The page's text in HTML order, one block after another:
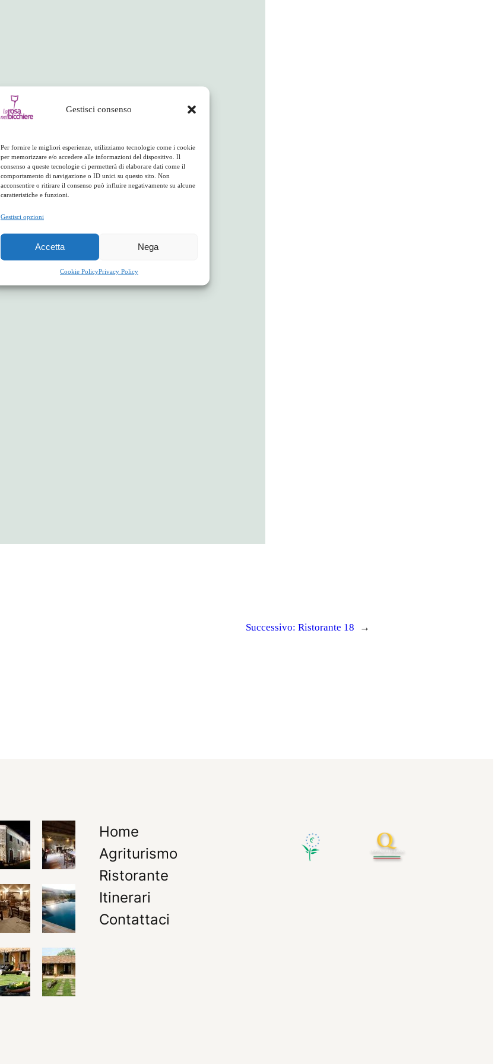
Gestisci consenso
Per fornire le migliori esperienze, utilizziamo tecnologie come i cookie
per memorizzare e/o accedere alle informazioni del dispositivo. Il
consenso a queste tecnologie ci permetterà di elaborare dati come il
comportamento di navigazione o ID unici su questo sito. Non
acconsentire o ritirare il consenso può influire negativamente su alcune
caratteristiche e funzioni.
Gestisci opzioni
Accetta Nega
Cookie PolicyPrivacy Policy
Successivo: Ristorante 18 →
Home
Agriturismo
Ristorante
Itinerari
Contattaci